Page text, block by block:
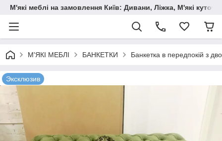
М'які меблі на замовлення Київ: Дивани, Ліжка, М'які
М'ЯКІ МЕБЛІ БАНКЕТКИ Банкетка в передпокій з
Эксклюзив